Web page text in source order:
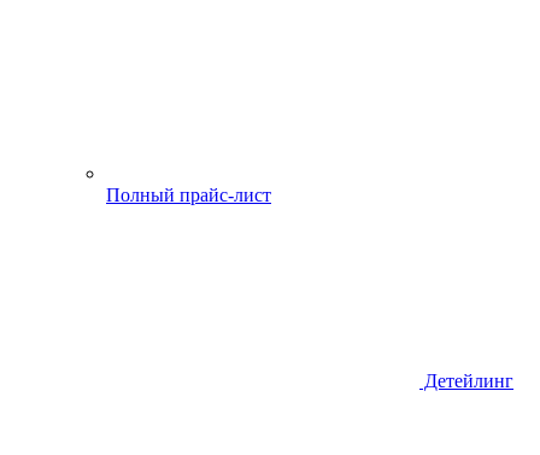
Полный прайс-лист
Детейлинг